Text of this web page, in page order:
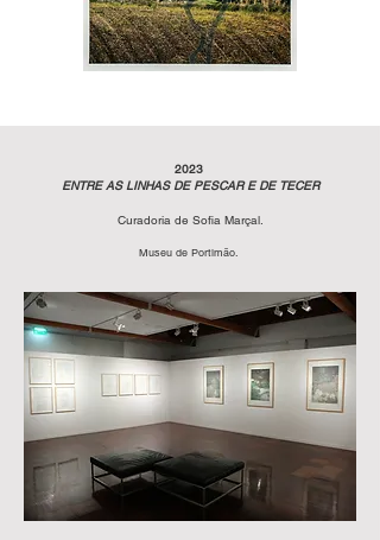
2023
ENTRE AS LINHAS DE PESCAR E DE TECER
Curadoria de Sofia Marçal.
Museu de Portimão.